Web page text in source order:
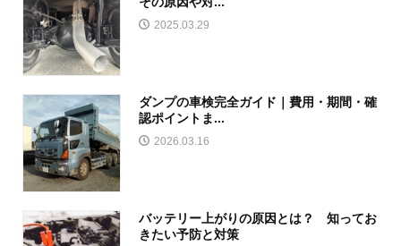
2025.03.29
ダンプの車検完全ガイド｜費用・期間・確
認ポイントま...
2026.03.16
バッテリー上がりの原因とは？ 知ってお
きたい予防と対策